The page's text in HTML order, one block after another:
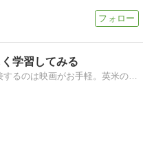
学習してみる
何歳になっても何となく英語と接するのは映画がお手軽。英米の映画やドラマの中から気になる単語や表現を楽しく学ぶ、というより知る楽しみ、を目指します。